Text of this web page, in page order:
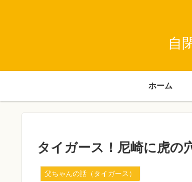
自
ホーム
タイガース！尼崎に虎の
父ちゃんの話（タイガース）